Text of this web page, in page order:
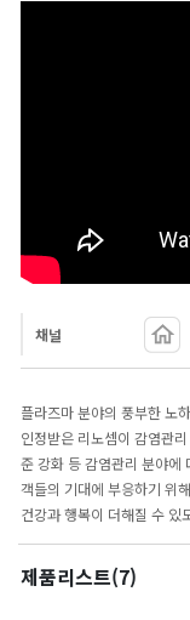
채널
플라즈마 분야의 풍부한 노
인정받은 리노셈이 감염관
준 강화 등 감염관리 분야에
객들의 기대에 부응하기 위
건강과 행복이 더해질 수 있
제품리스트(7)